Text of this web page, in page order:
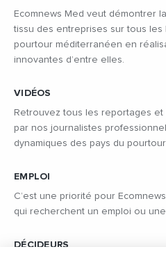
Ecomnews Med veut démontrer
tissu des entreprises sur tous les
pourtour méditerranéen en
innovantes d’entre elles.
VIDÉOS
Retrouvez tous les reportages
par nos journalistes
dynamiques des pays du
EMPLOI
C’est une priorité pour
qui recherchent un emploi ou
DÉCIDEURS